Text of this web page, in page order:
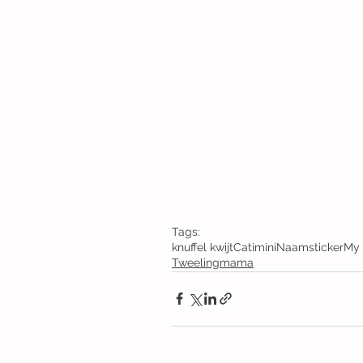
Tags:
knuffel kwijtCatiminiNaamstickerMy
Tweelingmama